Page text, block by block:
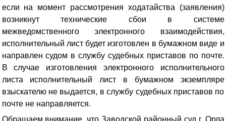
если на момент рассмотрения ходатайства (заявления)
возникнут технические сбои в системе
межведомственного электронного взаимодействия,
исполнительный лист будет изготовлен в бумажном виде и
направлен судом в службу судебных приставов по почте.
В случае изготовления электронного исполнительного
листа исполнительный лист в бумажном экземпляре
взыскателю не выдается, в службу судебных приставов по
почте не направляется.
Обращаем внимание, что Заводской районный суд г. Орла